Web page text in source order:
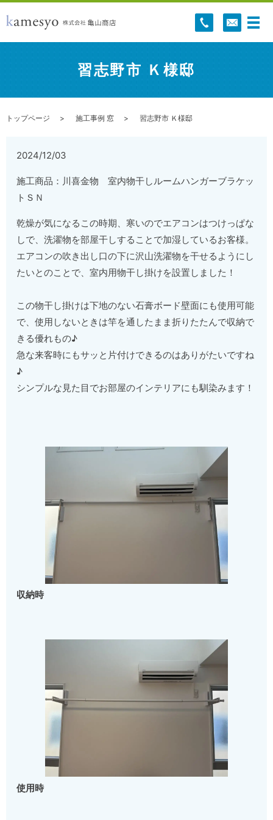
習志野市 Ｋ様邸
トップページ 施工事例 窓 習志野市 Ｋ様邸
2024/12/03
施工商品：川喜金物 室内物干しルームハンガーブラケッ
トＳＮ
乾燥が気になるこの時期、寒いのでエアコンはつけっぱな
しで、洗濯物を部屋干しすることで加湿しているお客様。
エアコンの吹き出し口の下に沢山洗濯物を干せるようにし
たいとのことで、室内用物干し掛けを設置しました！
この物干し掛けは下地のない石膏ボード壁面にも使用可能
で、使用しないときは竿を通したまま折りたたんで収納で
きる優れもの♪
急な来客時にもサッと片付けできるのはありがたいですね
♪
シンプルな見た目でお部屋のインテリアにも馴染みます！
収納時
使用時